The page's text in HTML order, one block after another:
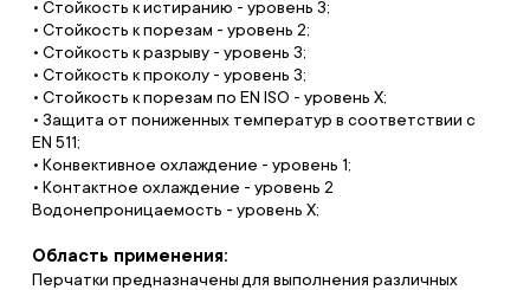
• Стойкость к истиранию - уровень 3;
• Стойкость к порезам - уровень 2;
• Стойкость к разрыву - уровень 3;
• Стойкость к проколу - уровень 3;
• Стойкость к порезам по EN ISO - уровень Х;
• Защита от пониженных температур в соответствии с
ЕN 511;
• Конвективное охлаждение - уровень 1;
• Контактное охлаждение - уровень 2
Водонепроницаемость - уровень Х;
Область применения:
Перчатки предназначены для выполнения различных